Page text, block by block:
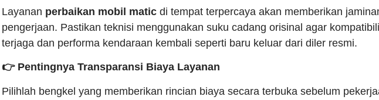
Layanan perbaikan mobil matic di tempat terpercaya akan memberikan
pengerjaan. Pastikan teknisi menggunakan suku cadang orisinal agar
terjaga dan performa kendaraan kembali seperti baru keluar dari diler resmi.
👉 Pentingnya Transparansi Biaya Layanan
Pilihlah bengkel yang memberikan rincian biaya secara terbuka sebelum